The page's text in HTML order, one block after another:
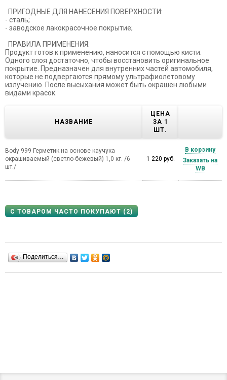
ПРИГОДНЫЕ ДЛЯ НАНЕСЕНИЯ ПОВЕРХНОСТИ:
- сталь;
- заводское лакокрасочное покрытие;
ПРАВИЛА ПРИМЕНЕНИЯ:
Продукт готов к применению, наносится с помощью кисти.
Одного слоя достаточно, чтобы восстановить оригинальное
покрытие. Предназначен для внутренних частей автомобиля,
которые не подвергаются прямому ультрафиолетовому
излучению. После высыхания может быть окрашен любыми
видами красок.
НАЗВАНИЕ
ЦЕНА
ЗА 1
ШТ.
Body 999 Герметик на основе каучука
окрашиваемый (светло-бежевый) 1,0 кг. /6
шт./
1 220 руб.
В корзину
Заказать на
WB
С ТОВАРОМ ЧАСТО ПОКУПАЮТ (2)
Поделиться…